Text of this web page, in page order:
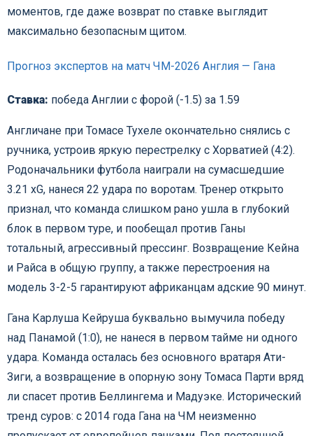
моментов, где даже возврат по ставке выглядит
максимально безопасным щитом.
Прогноз экспертов на матч ЧМ-2026 Англия — Гана
Ставка: победа Англии с форой (-1.5) за 1.59
Англичане при Томасе Тухеле окончательно снялись с
ручника, устроив яркую перестрелку с Хорватией (4:2).
Родоначальники футбола наиграли на сумасшедшие
3.21 xG, нанеся 22 удара по воротам. Тренер открыто
признал, что команда слишком рано ушла в глубокий
блок в первом туре, и пообещал против Ганы
тотальный, агрессивный прессинг. Возвращение Кейна
и Райса в общую группу, а также перестроения на
модель 3-2-5 гарантируют африканцам адские 90 минут.
Гана Карлуша Кейруша буквально вымучила победу
над Панамой (1:0), не нанеся в первом тайме ни одного
удара. Команда осталась без основного вратаря Ати-
Зиги, а возвращение в опорную зону Томаса Парти вряд
ли спасет против Беллингема и Мадуэке. Исторический
тренд суров: с 2014 года Гана на ЧМ неизменно